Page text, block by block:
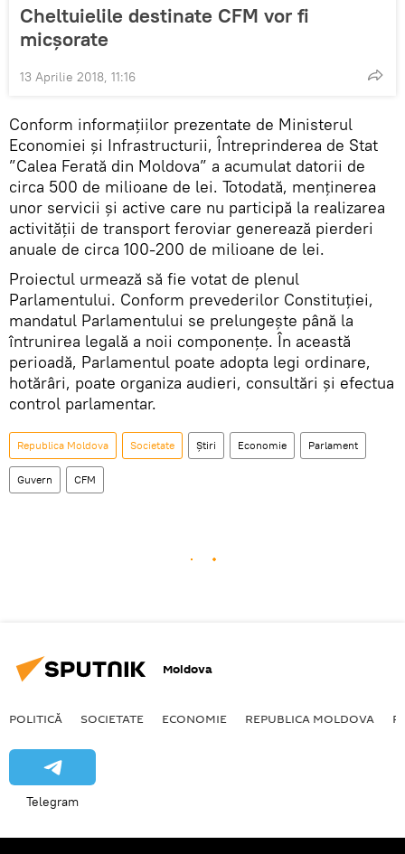
Cheltuielile destinate CFM vor fi
micșorate
13 Aprilie 2018, 11:16
Conform informațiilor prezentate de Ministerul
Economiei și Infrastructurii, Întreprinderea de Stat
”Calea Ferată din Moldova” a acumulat datorii de
circa 500 de milioane de lei. Totodată, menținerea
unor servicii și active care nu participă la realizarea
activității de transport feroviar generează pierderi
anuale de circa 100-200 de milioane de lei.
Proiectul urmează să fie votat de plenul
Parlamentului. Conform prevederilor Constituției,
mandatul Parlamentului se prelungește până la
întrunirea legală a noii componențe. În această
perioadă, Parlamentul poate adopta legi ordinare,
hotărâri, poate organiza audieri, consultări și efectua
control parlamentar.
Republica Moldova Societate Știri Economie Parlament
Guvern CFM
Moldova
POLITICĂ SOCIETATE ECONOMIE REPUBLICA MOLDOVA
Telegram